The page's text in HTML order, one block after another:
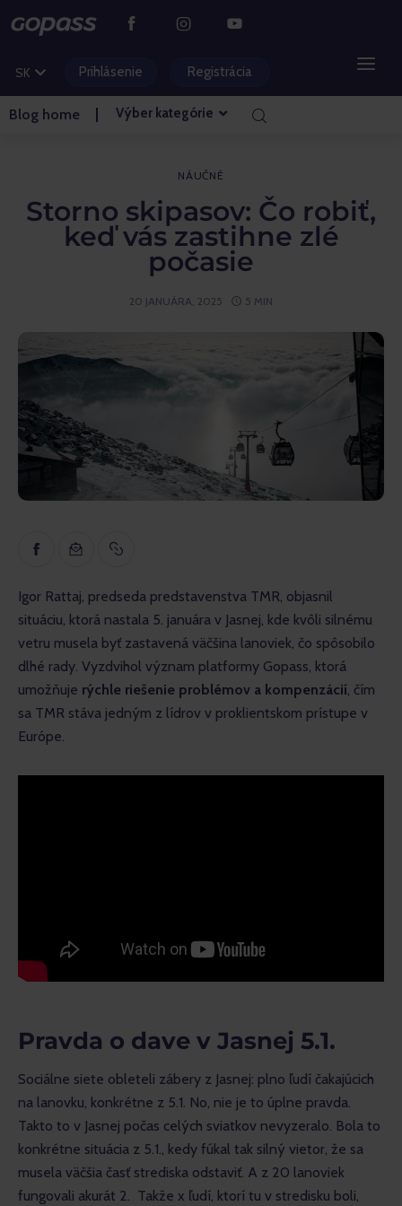
SK
CS
HU
Prihlásenie Registrácia
Blog home Výber kategórie
GOLF
ZÁBAVNÉ PARKY
VSTUPENKY A ZÁŽITKY
BLOG HLAVNÁ STRÁNKA
Náučné
Rozhovory
Recenzie
NÁUČNÉ
Storno skipasov: Čo robiť,
keď vás zastihne zlé
počasie
20 JANUÁRA, 2025 5 MIN
Igor Rattaj, predseda predstavenstva TMR, objasnil
situáciu, ktorá nastala 5. januára v Jasnej, kde kvôli silnému
vetru musela byť zastavená väčšina lanoviek, čo spôsobilo
dlhé rady. Vyzdvihol význam platformy Gopass, ktorá
umožňuje rýchle riešenie problémov a kompenzácií, čím
sa TMR stáva jedným z lídrov v proklientskom prístupe v
Európe.
Pravda o dave v Jasnej 5.1.
Sociálne siete obleteli zábery z Jasnej: plno ľudí čakajúcich
na lanovku, konkrétne z 5.1. No, nie je to úplne pravda.
Takto to v Jasnej počas celých sviatkov nevyzeralo. Bola to
konkrétne situácia z 5.1., kedy fúkal tak silný vietor, že sa
musela väčšia časť strediska odstaviť. A z 20 lanoviek
fungovali akurát 2.  Takže x ľudí, ktorí tu v stredisku boli,